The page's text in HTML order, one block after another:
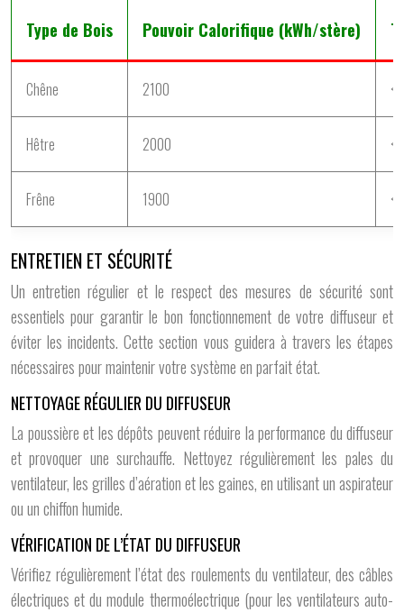
Type de Bois Pouvoir Calorifique (kWh/stère)
Chêne 2100 <
Hêtre 2000 <
Frêne 1900 <
ENTRETIEN ET SÉCURITÉ
Un entretien régulier et le respect des mesures de sécurité sont
essentiels pour garantir le bon fonctionnement de votre diffuseur et
éviter les incidents. Cette section vous guidera à travers les étapes
nécessaires pour maintenir votre système en parfait état.
NETTOYAGE RÉGULIER DU DIFFUSEUR
La poussière et les dépôts peuvent réduire la performance du diffuseur
et provoquer une surchauffe. Nettoyez régulièrement les pales du
ventilateur, les grilles d’aération et les gaines, en utilisant un aspirateur
ou un chiffon humide.
VÉRIFICATION DE L’ÉTAT DU DIFFUSEUR
Vérifiez régulièrement l’état des roulements du ventilateur, des câbles
électriques et du module thermoélectrique (pour les ventilateurs auto-